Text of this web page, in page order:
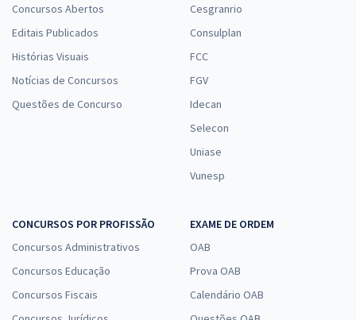
Concursos Abertos
Editais Publicados
Histórias Visuais
Notícias de Concursos
Questões de Concurso
Cesgranrio
Consulplan
FCC
FGV
Idecan
Selecon
Uniase
Vunesp
CONCURSOS POR PROFISSÃO
Concursos Administrativos
Concursos Educação
Concursos Fiscais
EXAME DE ORDEM
OAB
Prova OAB
Calendário OAB